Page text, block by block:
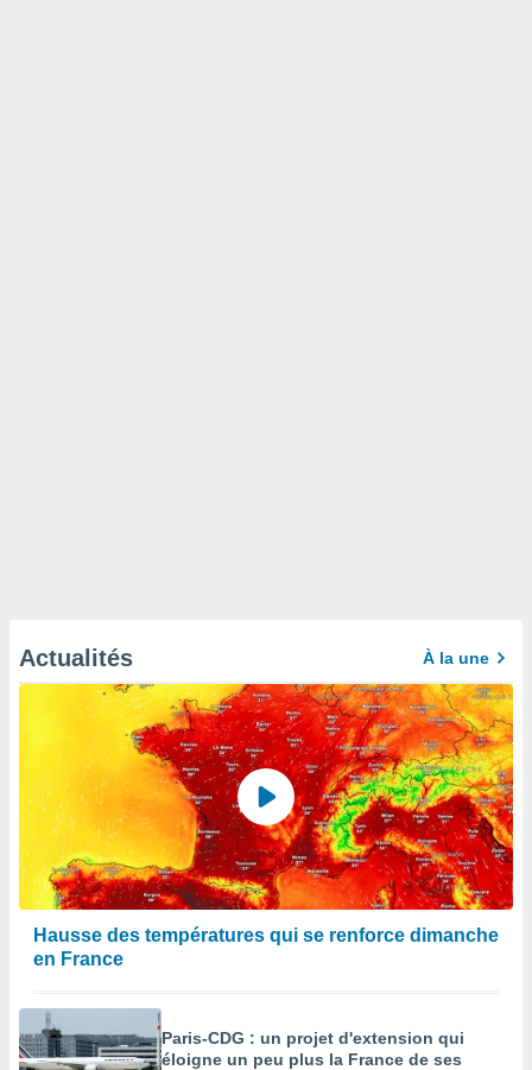
Actualités À la une
Hausse des températures qui se renforce dimanche
en France
Paris-CDG : un projet d'extension qui
éloigne un peu plus la France de ses